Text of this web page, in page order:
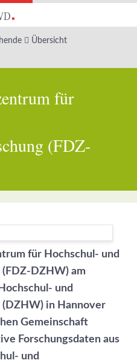
Übersicht
für
(FDZ-
für Hochschul- und
DZHW) am
und
in Hannover
Gemeinschaft
Forschungsdaten aus
und